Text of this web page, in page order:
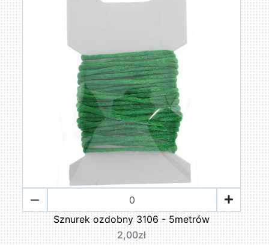
Sznurek ozdobny 3106 - 5metrów
2,00zł